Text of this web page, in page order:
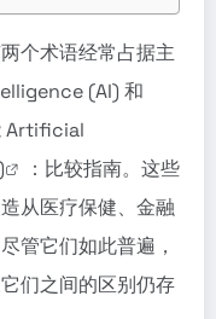
个术语经常占据主
(AI) 和
Artificial
：比较指南。这些
从医疗保健、金融
管它们如此普遍，
们之间的区别仍存